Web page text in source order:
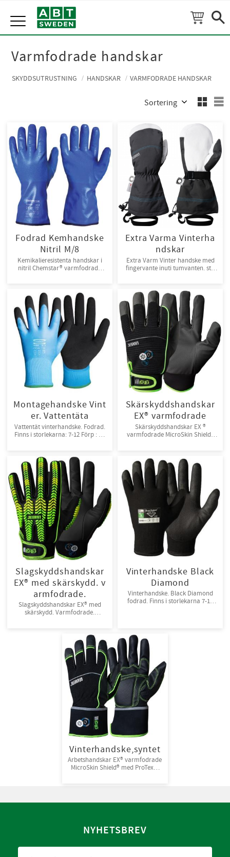
Meny
Varmfodrade handskar
SKYDDSUTRUSTNING HANDSKAR VARMFODRADE HANDSKAR
Välj sortering
Fodrad Kemhandske
Nitril M/8
Kemikalieresistenta handskar i
nitril Chemstar® varmfodrade
Extra Varma Vinterha
ndskar
Extra Varm Vinter handske med
fingervante inuti tumvanten. strl
Montagehandske Vint
er. Vattentäta
Vattentät vinterhandske. Fodrad.
Finns i storlekarna: 7-12 Förp : 12
Skärskyddshandskar
EX® varmfodrade
Skärskyddshandskar EX ®
varmfodrade MicroSkin Shield®
par/bunt, 120 par/kart
Slagskyddshandskar
EX® med skärskydd. v
armfodrade.
Slagskyddshandskar EX® med
skärskydd. Varmfodrade.
Str 6-13 6 par/frp, 36 par/kart
Vinterhandske Black
Diamond
Vinterhandske. Black Diamond
fodrad. Finns i storlekarna 7-11
Vinterhandske,syntet
Arbetshandskar EX® varmfodrade
MicroSkin Shield® med ProTex®-
NYHETSBREV